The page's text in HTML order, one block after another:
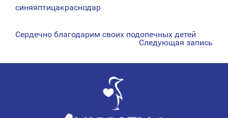
синяяптицакраснодар
НАВИГАЦИЯ
Сердечно благодарим своих подопечных детей
Следующая запись